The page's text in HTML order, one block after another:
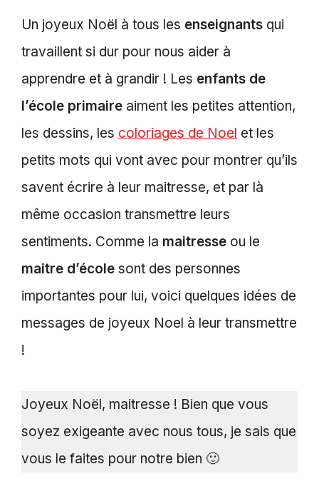
Un joyeux Noël à tous les enseignants qui
travaillent si dur pour nous aider à
apprendre et à grandir ! Les enfants de
l’école primaire aiment les petites attention,
les dessins, les coloriages de Noel et les
petits mots qui vont avec pour montrer qu’ils
savent écrire à leur maitresse, et par là
même occasion transmettre leurs
sentiments. Comme la maitresse ou le
maitre d’école sont des personnes
importantes pour lui, voici quelques idées de
messages de joyeux Noel à leur transmettre
!
Joyeux Noël, maitresse ! Bien que vous
soyez exigeante avec nous tous, je sais que
vous le faites pour notre bien 🙂